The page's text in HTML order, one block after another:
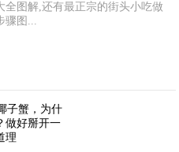
图解,还有最正宗的街头小吃做
骤图...